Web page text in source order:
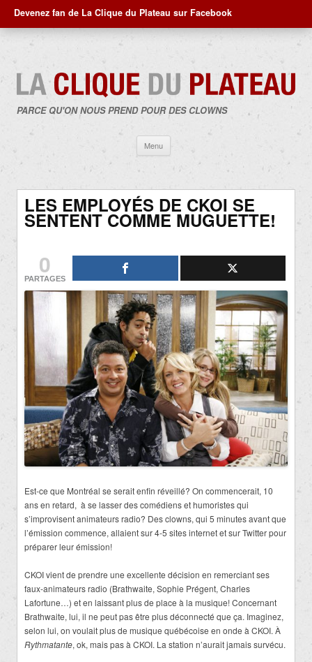
Devenez fan de La Clique du Plateau sur Facebook
PARCE QU'ON NOUS PREND POUR DES CLOWNS
Menu
contenu
LES EMPLOYÉS DE CKOI SE
SENTENT COMME MUGUETTE!
0
PARTAGES
Est-ce que Montréal se serait enfin réveillé? On commencerait, 10
ans en retard, à se lasser des comédiens et humoristes qui
s’improvisent animateurs radio? Des clowns, qui 5 minutes avant que
l’émission commence, allaient sur 4-5 sites internet et sur Twitter pour
préparer leur émission!
CKOI vient de prendre une excellente décision en remerciant ses
faux-animateurs radio (Brathwaite, Sophie Prégent, Charles
Lafortune…) et en laissant plus de place à la musique! Concernant
Brathwaite, lui, il ne peut pas être plus déconnecté que ça. Imaginez,
selon lui, on voulait plus de musique québécoise en onde à CKOI. À
Rythmatante, ok, mais pas à CKOI. La station n’aurait jamais survécu.